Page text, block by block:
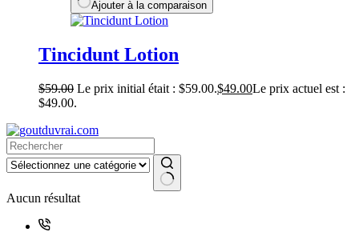
Ajouter à la comparaison
Tincidunt Lotion
$59.00 Le prix initial était : $59.00.$49.00Le prix actuel est :
$49.00.
Aucun résultat